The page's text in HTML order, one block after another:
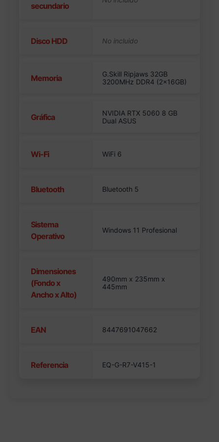
secundario
Disco HDD
Memoria
G.Skill Ripjaws 32GB
3200MHz DDR4 (2x16GB)
Gráfica
NVIDIA RTX 5060 8 GB
Dual ASUS
Wi-Fi WiFi 6
Bluetooth Bluetooth 5
Sistema
Operativo
Windows 11 Profesional
Dimensiones
(Fondo x
Ancho x Alto)
490mm x 235mm x
445mm
EAN 8447691047662
Referencia EQ-G-R7-V415-1